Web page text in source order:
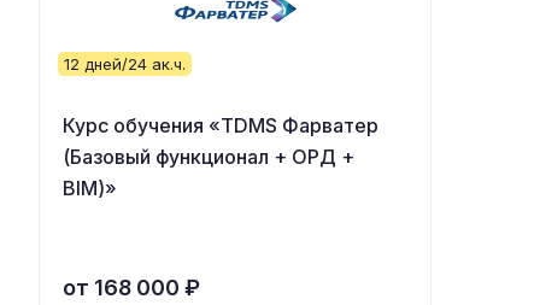
12 дней/24 ак.ч.
Курс обучения «TDMS Фарватер
(Базовый функционал + ОРД +
BIM)»
от 168 000 ₽